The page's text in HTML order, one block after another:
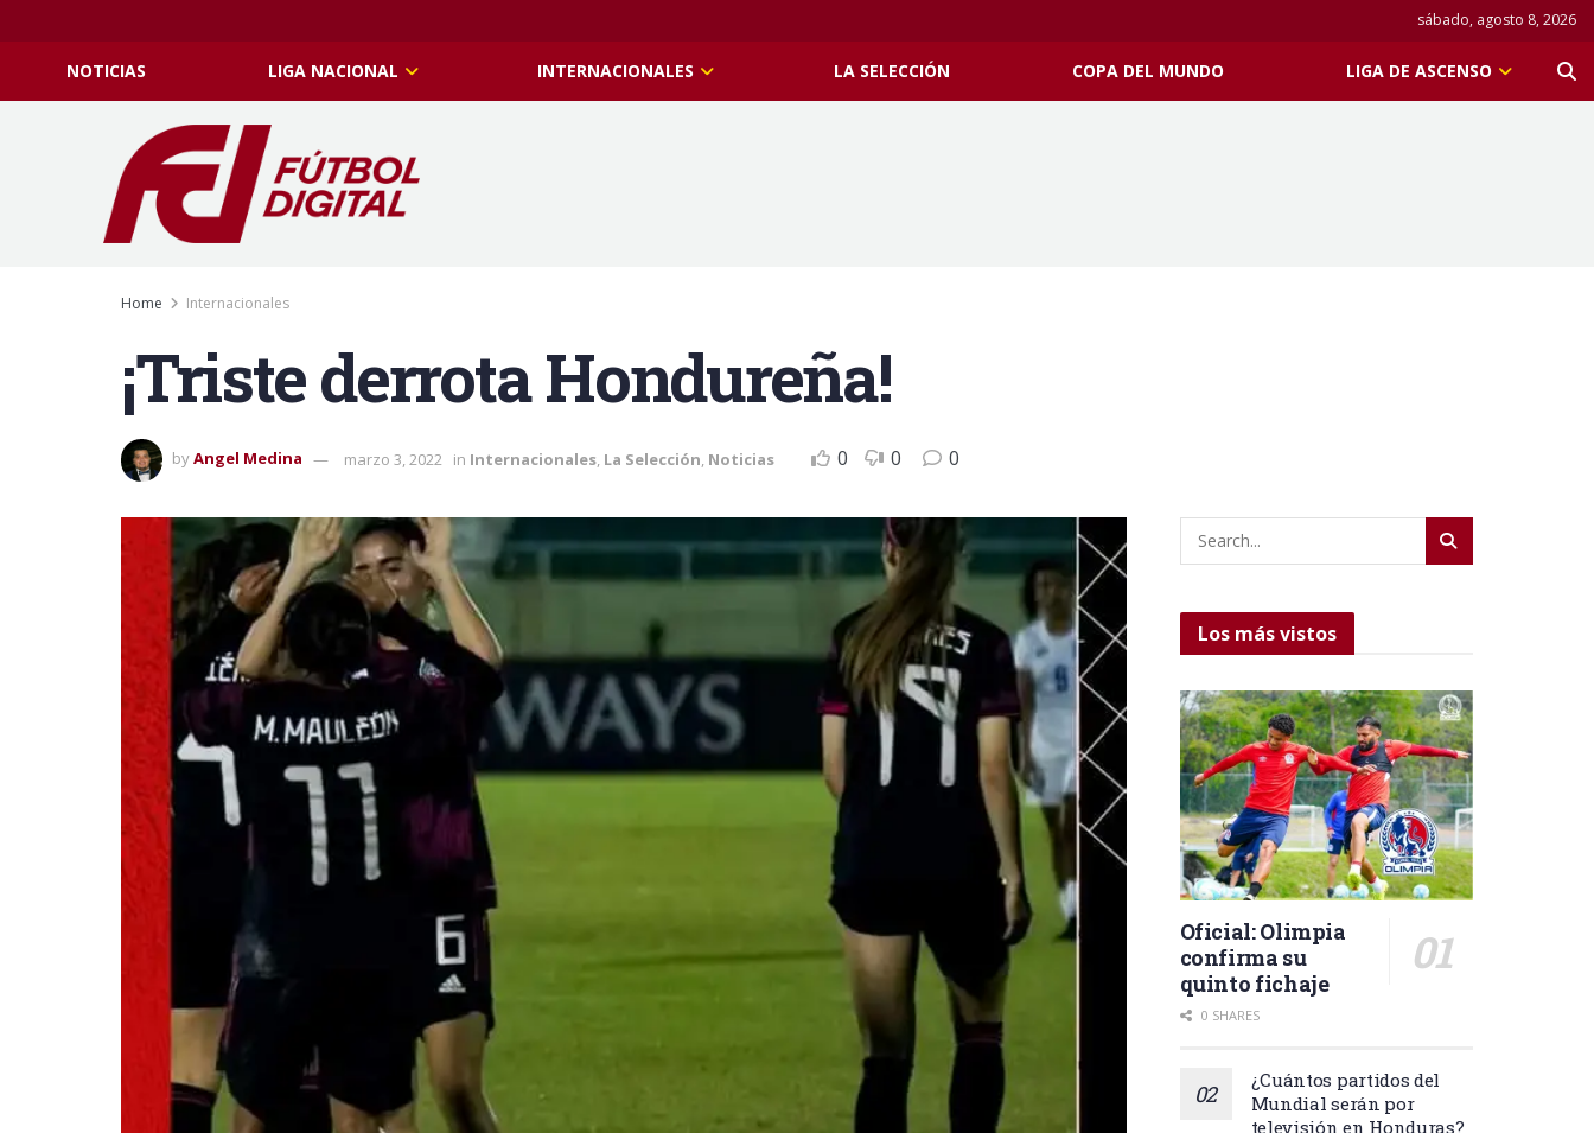
sábado, agosto 8, 2026
NOTICIAS LIGA NACIONAL INTERNACIONALES LA SELECCIÓN COPA DEL MUNDO LIGA DE ASCENSO
Home Internacionales
¡Triste derrota Hondureña!
byAngel Medina marzo 3, 2022 in Internacionales La Selección Noticias 0 0 0
Los más vistos
Oficial: Olimpia
confirma su
quinto fichaje
0 SHARES
¿Cuántos partidos del
Mundial serán por
televisión en Honduras?